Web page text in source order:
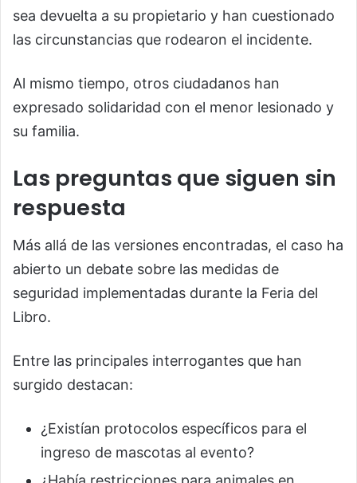
sea devuelta a su propietario y han cuestionado
las circunstancias que rodearon el incidente.
Al mismo tiempo, otros ciudadanos han
expresado solidaridad con el menor lesionado y
su familia.
Las preguntas que siguen sin
respuesta
Más allá de las versiones encontradas, el caso ha
abierto un debate sobre las medidas de
seguridad implementadas durante la Feria del
Libro.
Entre las principales interrogantes que han
surgido destacan:
¿Existían protocolos específicos para el
ingreso de mascotas al evento?